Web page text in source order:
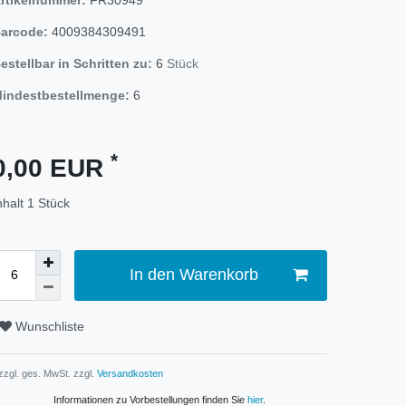
4009384309491
in Schritten zu: 6 Stück
6
EUR *
1 Stück
In den Warenkorb
Wunschliste
ges. MwSt. zzgl. Versandkosten
Informationen zu Vorbestellungen finden Sie hier.